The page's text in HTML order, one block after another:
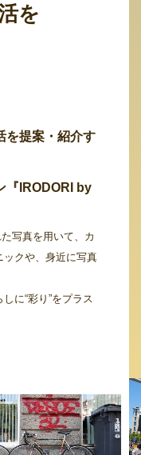
を
を提案・紹介す
『IRODORI by
写真を用いて、カ
ックや、身近に写真
に“彩り”をプラス